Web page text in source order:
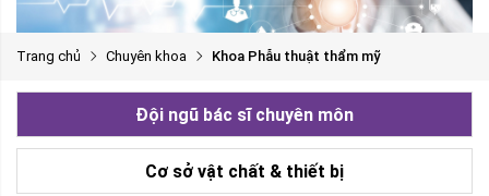
Trang chủ Chuyên khoa Khoa Phẫu thuật thẩm mỹ
Đội ngũ bác sĩ chuyên môn
Cơ sở vật chất & thiết bị